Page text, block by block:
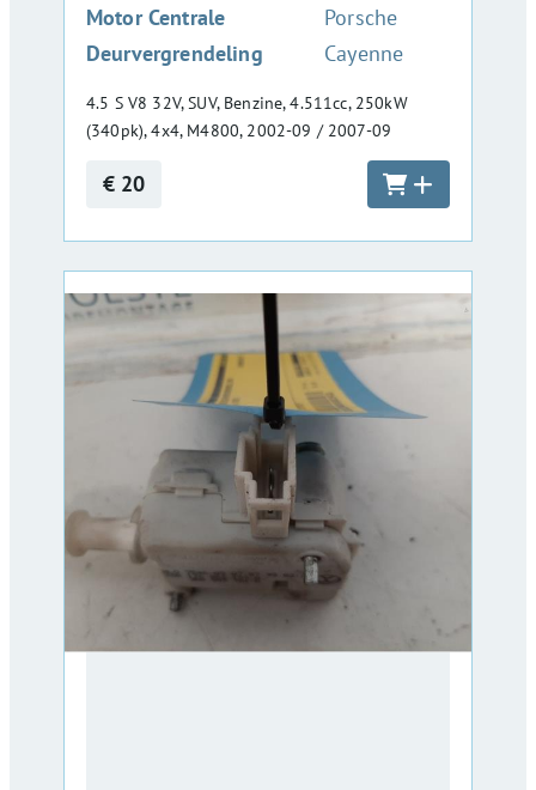
Motor Centrale
Deurvergrendeling
:Porsche
Cayenne
4.5 S V8 32V, SUV, Benzine, 4.511cc, 250kW
(340pk), 4x4, M4800, 2002-09 / 2007-09
€ 20